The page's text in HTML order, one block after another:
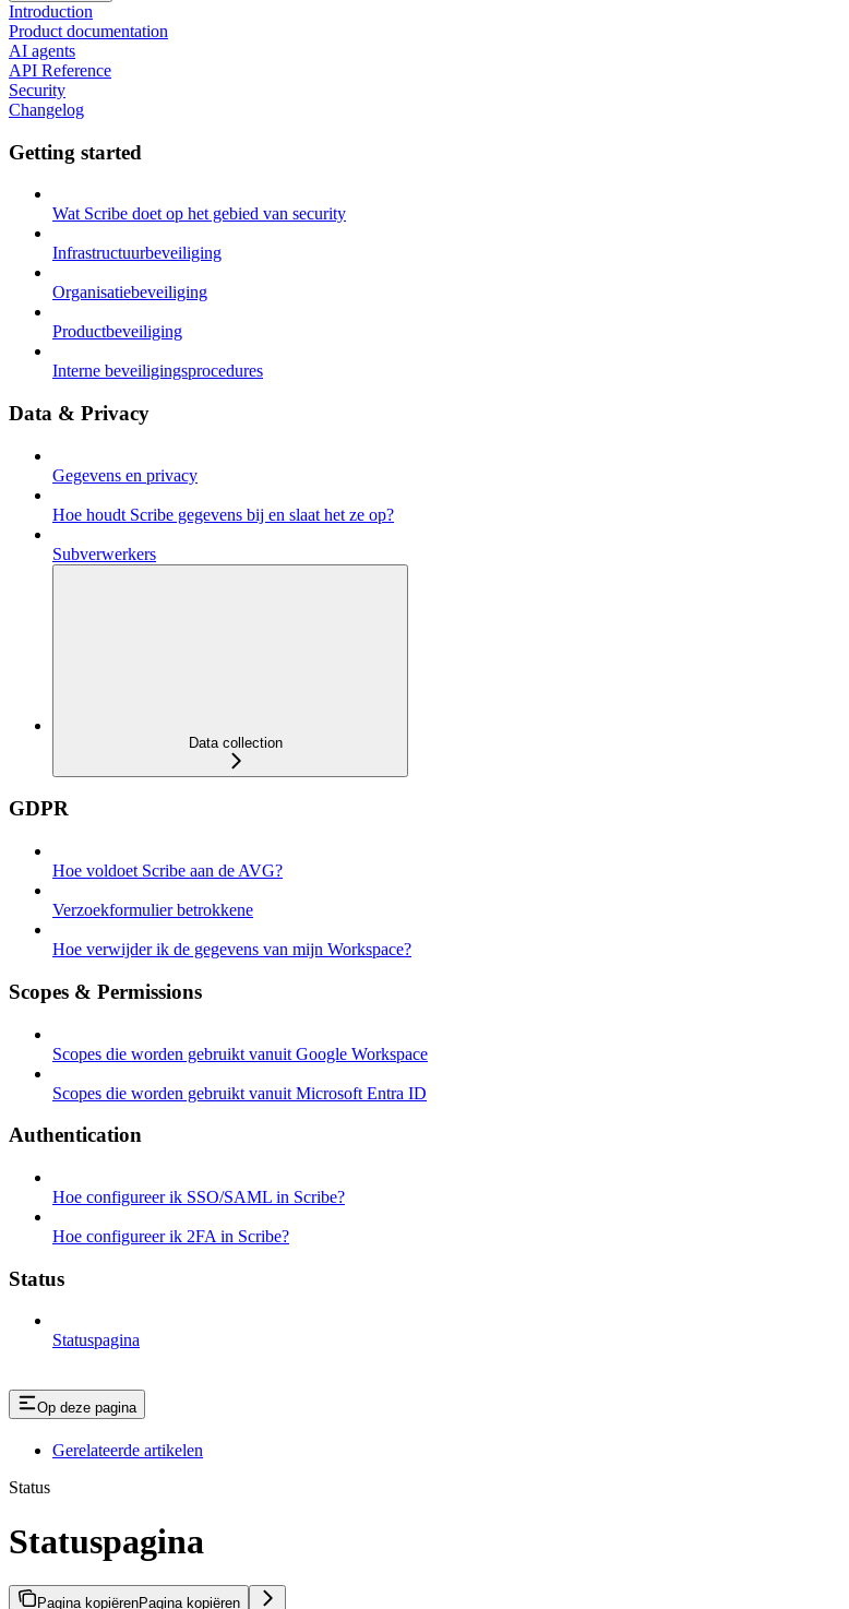
Introduction
Product documentation
AI agents
API Reference
Security
Changelog
Getting started
Wat Scribe doet op het gebied van security
Infrastructuurbeveiliging
Organisatiebeveiliging
Productbeveiliging
Interne beveiligingsprocedures
Data & Privacy
Gegevens en privacy
Hoe houdt Scribe gegevens bij en slaat het ze op?
Subverwerkers
Data collection
GDPR
Hoe voldoet Scribe aan de AVG?
Verzoekformulier betrokkene
Hoe verwijder ik de gegevens van mijn Workspace?
Scopes & Permissions
Scopes die worden gebruikt vanuit Google Workspace
Scopes die worden gebruikt vanuit Microsoft Entra ID
Authentication
Hoe configureer ik SSO/SAML in Scribe?
Hoe configureer ik 2FA in Scribe?
Status
Statuspagina
Op deze pagina
Gerelateerde artikelen
Status
Statuspagina
Pagina kopiërenPagina kopiëren